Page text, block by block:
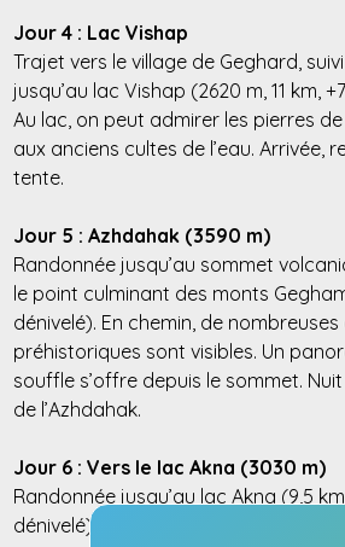
Jour 4 : Lac Vishap
Trajet vers le village de Geghard,
jusqu’au lac Vishap (2620 m, 11 km,
Au lac, on peut admirer les pierres
aux anciens cultes de l’eau. Arrivée,
tente.
Jour 5 : Azhdahak (3590 m)
Randonnée jusqu’au sommet
le point culminant des monts
dénivelé). En chemin, de
préhistoriques sont visibles. Un
souffle s’offre depuis le sommet.
de l’Azhdahak.
Jour 6 : Vers le lac Akna (3030 m)
Randonnée jusqu’au lac Akna (9,5
dénivelé). Nuit sous tente au lac.